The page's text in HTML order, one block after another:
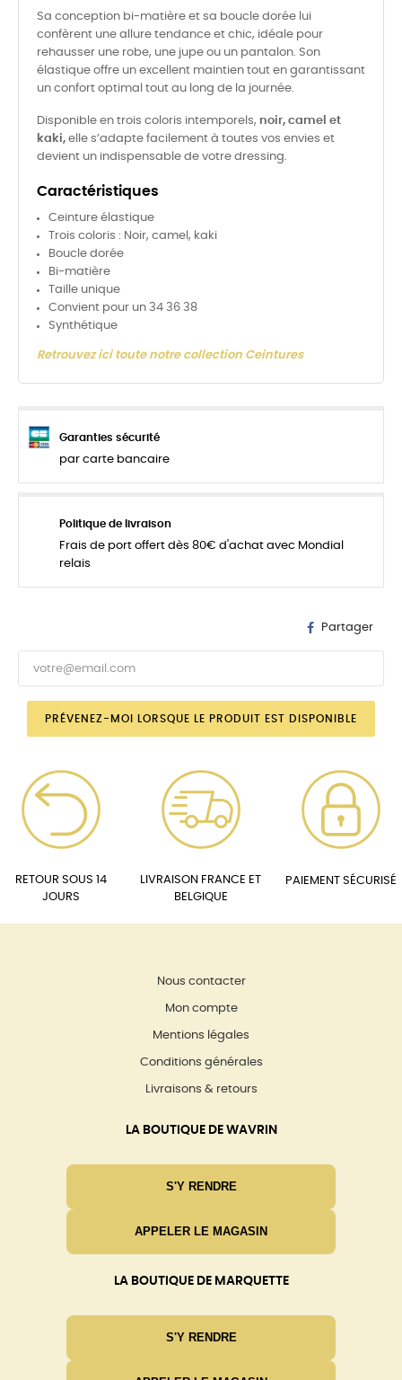
Sa conception bi-matière et sa boucle dorée lui
confèrent une allure tendance et chic, idéale pour
rehausser une robe, une jupe ou un pantalon. Son
élastique offre un excellent maintien tout en garantissant
un confort optimal tout au long de la journée.
Disponible en trois coloris intemporels, noir, camel et
kaki, elle s’adapte facilement à toutes vos envies et
devient un indispensable de votre dressing.
Caractéristiques
Ceinture élastique
Trois coloris : Noir, camel, kaki
Boucle dorée
Bi-matière
Taille unique
Convient pour un 34 36 38
Synthétique
Retrouvez ici toute notre collection Ceintures
Garanties sécurité
par carte bancaire
Politique de livraison
Frais de port offert dès 80€ d'achat avec Mondial
relais
Partager
PRÉVENEZ-MOI LORSQUE LE PRODUIT EST DISPONIBLE
RETOUR SOUS 14
JOURS
LIVRAISON FRANCE ET
BELGIQUE
PAIEMENT SÉCURISÉ
Nous contacter
Mon compte
Mentions légales
Conditions générales
Livraisons & retours
LA BOUTIQUE DE WAVRIN
S'Y RENDRE
APPELER LE MAGASIN
LA BOUTIQUE DE MARQUETTE
S'Y RENDRE